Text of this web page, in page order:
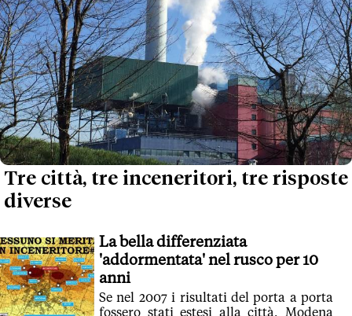
Tre città, tre inceneritori, tre risposte
diverse
La bella differenziata
'addormentata' nel rusco per 10
anni
Se nel 2007 i risultati del porta a porta
fossero stati estesi alla città, Modena